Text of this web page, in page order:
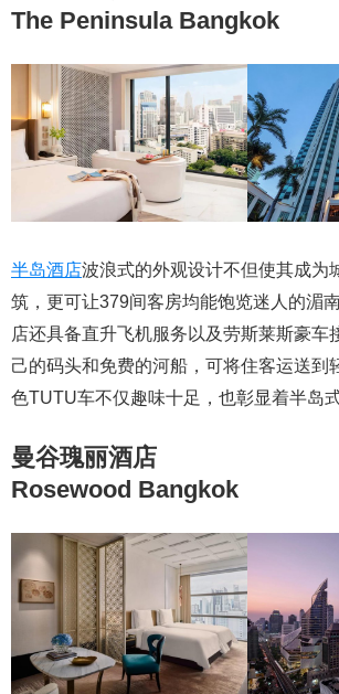
The Peninsula Bangkok
半岛酒店波浪式的外观设计不但使其成为
筑，更可让379间客房均能饱览迷人的湄
店还具备直升飞机服务以及劳斯莱斯豪车
己的码头和免费的河船，可将住客运送到
色TUTU车不仅趣味十足，也彰显着半岛式
曼谷瑰丽酒店
Rosewood Bangkok